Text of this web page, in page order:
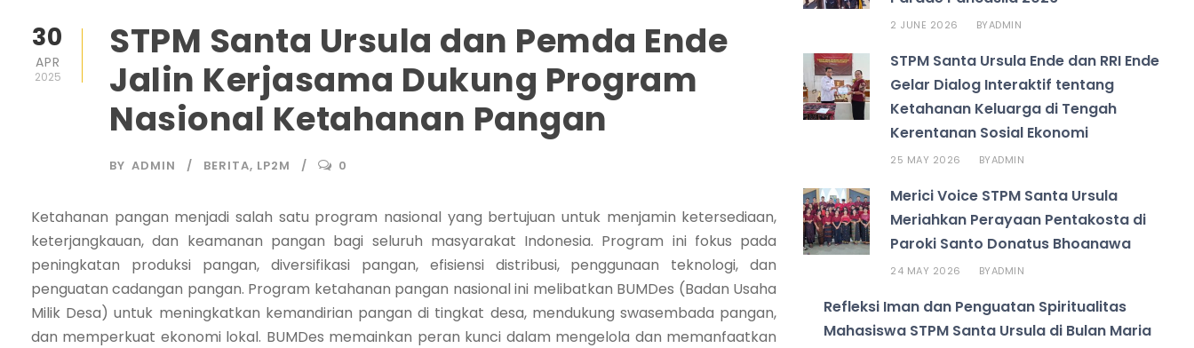
30
APR
2025
STPM Santa Ursula dan Pemda Ende
Jalin Kerjasama Dukung Program
Nasional Ketahanan Pangan
BY ADMIN BERITA, LP2M 0
Ketahanan pangan menjadi salah satu program nasional yang bertujuan untuk menjamin ketersediaan,
keterjangkauan, dan keamanan pangan bagi seluruh masyarakat Indonesia. Program ini fokus pada
peningkatan produksi pangan, diversifikasi pangan, efisiensi distribusi, penggunaan teknologi, dan
penguatan cadangan pangan. Program ketahanan pangan nasional ini melibatkan BUMDes (Badan Usaha
Milik Desa) untuk meningkatkan kemandirian pangan di tingkat desa, mendukung swasembada pangan,
dan memperkuat ekonomi lokal. BUMDes memainkan peran kunci dalam mengelola dan memanfaatkan
2 JUNE 2026 BYADMIN
STPM Santa Ursula Ende dan RRI Ende
Gelar Dialog Interaktif tentang
Ketahanan Keluarga di Tengah
Kerentanan Sosial Ekonomi
25 MAY 2026 BYADMIN
Merici Voice STPM Santa Ursula
Meriahkan Perayaan Pentakosta di
Paroki Santo Donatus Bhoanawa
24 MAY 2026 BYADMIN
Refleksi Iman dan Penguatan Spiritualitas
Mahasiswa STPM Santa Ursula di Bulan Maria